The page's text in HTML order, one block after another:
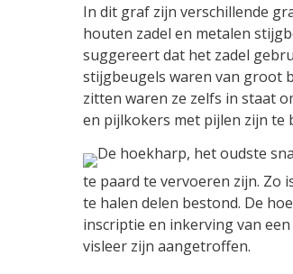
In dit graf zijn verschillende
houten zadel en metalen
suggereert dat het zadel
stijgbeugels waren van groot
zitten waren ze zelfs in staat
en pijlkokers met pijlen zijn te
te paard te vervoeren zijn. Zo
te halen delen bestond. De
inscriptie en inkerving van
visleer zijn aangetroffen.